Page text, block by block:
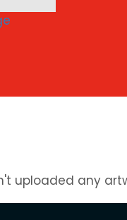
uploaded any